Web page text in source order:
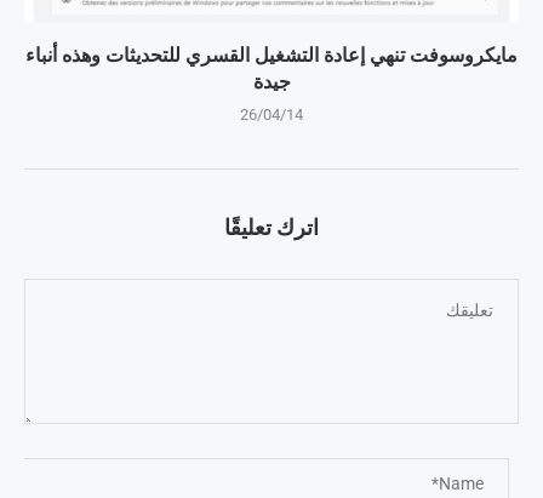
مايكروسوفت تنهي إعادة التشغيل القسري للتحديثات وهذه أنباء
جيدة
26/04/14
اترك تعليقًا